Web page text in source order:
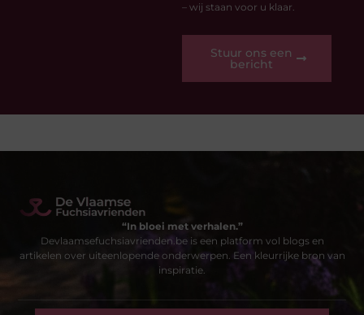
– wij staan voor u klaar.
Stuur ons een
bericht
“In bloei met verhalen.”
Devlaamsefuchsiavrienden.be is een platform vol blogs en
artikelen over uiteenlopende onderwerpen. Een kleurrijke bron van
inspiratie.